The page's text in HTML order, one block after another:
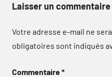
Laisser un commentaire
Votre adresse e-mail ne
obligatoires sont indiqués
Commentaire*